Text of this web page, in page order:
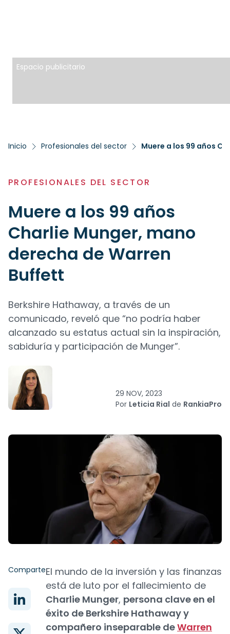
Espacio publicitario
Inicio Profesionales del sector Muere a los 99 años
PROFESIONALES DEL SECTOR
Muere a los 99 años
Charlie Munger, mano
derecha de Warren
Buffett
Berkshire Hathaway, a través de un
comunicado, reveló que “no podría haber
alcanzado su estatus actual sin la inspiración,
sabiduría y participación de Munger”.
29 NOV, 2023
Por Leticia Rial de RankiaPro
ComparteEl mundo de la inversión y las finanzas
está de luto por el fallecimiento de
Charlie Munger, persona clave en el
éxito de Berkshire Hathaway y
compañero inseparable deWarren